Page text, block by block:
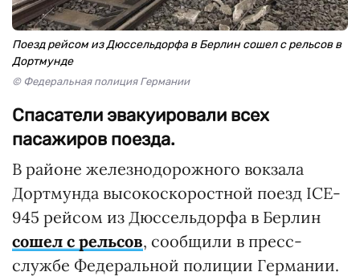
Поезд рейсом из Дюссельдорфа в Берлин сошел с рельсов в
Дортмунде
© Федеральная полиция Германии
Спасатели эвакуировали всех
пасажиров поезда.
В районе железнодорожного вокзала
Дортмунда высокоскоростной поезд ICE-
945 рейсом из Дюссельдорфа в Берлин
сошел с рельсов, сообщили в пресс-
службе Федеральной полиции Германии.